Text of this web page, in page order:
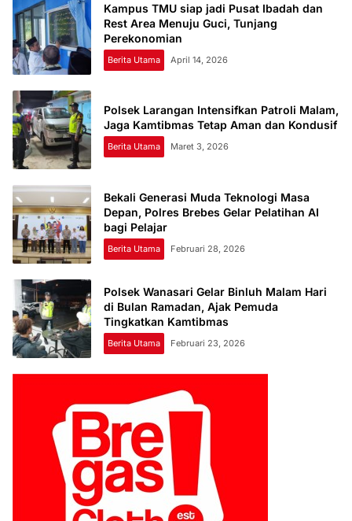
Kampus TMU siap jadi Pusat Ibadah dan
Rest Area Menuju Guci, Tunjang
Perekonomian
Berita Utama April 14, 2026
Polsek Larangan Intensifkan Patroli Malam,
Jaga Kamtibmas Tetap Aman dan Kondusif
Berita Utama Maret 3, 2026
Bekali Generasi Muda Teknologi Masa
Depan, Polres Brebes Gelar Pelatihan AI
bagi Pelajar
Berita Utama Februari 28, 2026
Polsek Wanasari Gelar Binluh Malam Hari
di Bulan Ramadan, Ajak Pemuda
Tingkatkan Kamtibmas
Berita Utama Februari 23, 2026